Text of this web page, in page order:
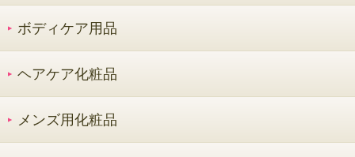
ボディケア用品
ヘアケア化粧品
メンズ用化粧品